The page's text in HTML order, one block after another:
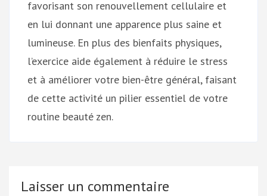
favorisant son renouvellement cellulaire et
en lui donnant une apparence plus saine et
lumineuse. En plus des bienfaits physiques,
l’exercice aide également à réduire le stress
et à améliorer votre bien-être général, faisant
de cette activité un pilier essentiel de votre
routine beauté zen.
Laisser un commentaire